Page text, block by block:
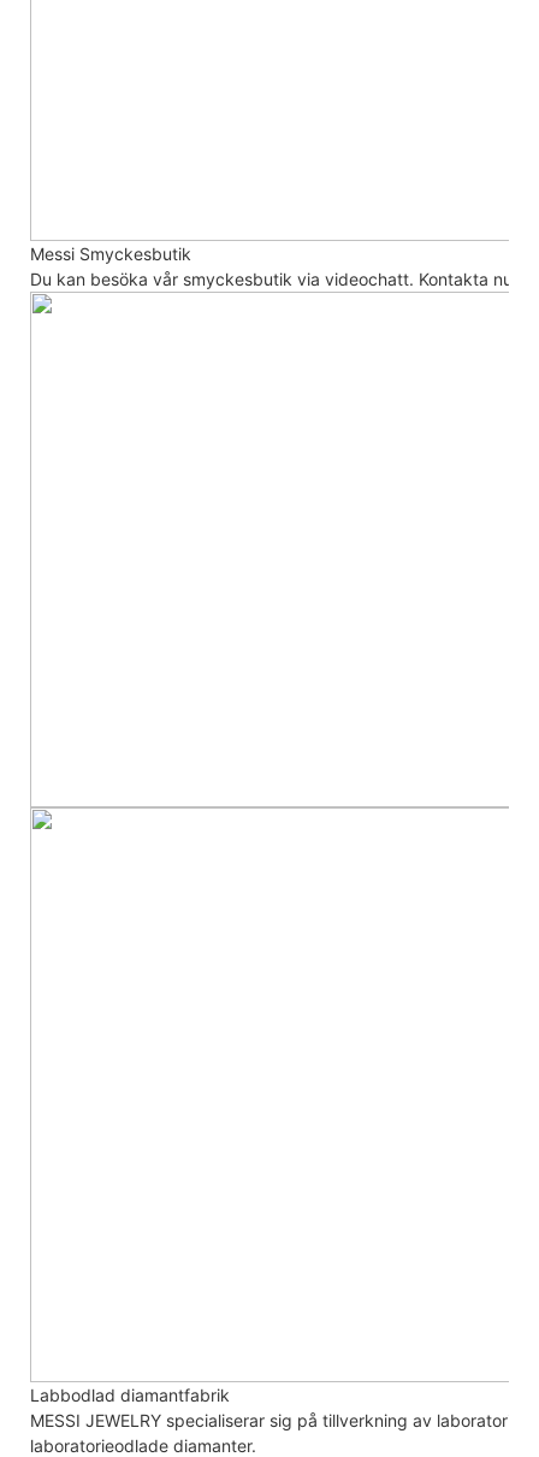
Messi Smyckesbutik
Du kan besöka vår smyckesbutik via videochatt. Kontakta nu
Labbodlad diamantfabrik
MESSI JEWELRY specialiserar sig på tillverkning av
laboratorieodlade diamanter.